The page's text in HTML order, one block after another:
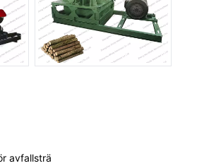
avfallsträ